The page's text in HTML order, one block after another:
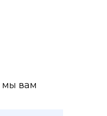
мы вам